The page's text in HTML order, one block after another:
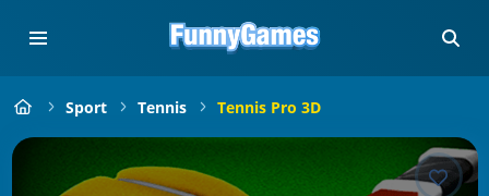
Sport Tennis Tennis Pro 3D